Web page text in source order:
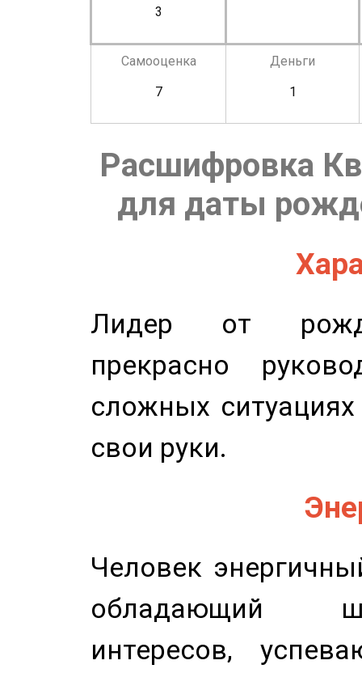
3
Самооценка
7
Деньги
1
Расшифровка
для даты
Лидер от
прекрасно
сложных
свои руки.
Человек
обладающий
интересов,